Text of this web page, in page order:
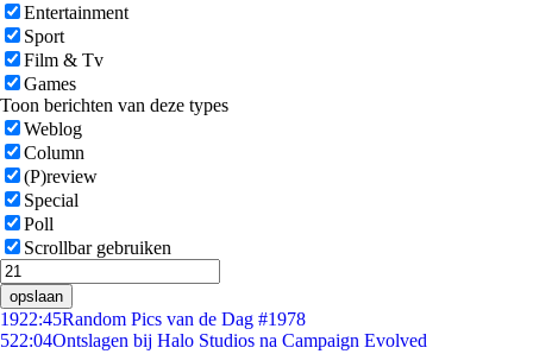
Entertainment
Sport
Film & Tv
Games
Toon berichten van deze types
Weblog
Column
(P)review
Special
Poll
Scrollbar gebruiken
opslaan
1922:45Random Pics van de Dag #1978
522:04Ontslagen bij Halo Studios na Campaign Evolved